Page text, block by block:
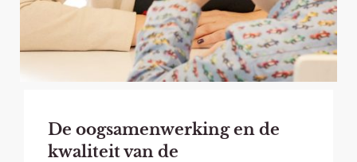
De oogsamenwerking en de
kwaliteit van de